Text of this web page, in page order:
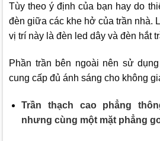
Tùy theo ý định của bạn hay do
đèn giữa các khe hở của trần nhà.
vị trí này là đèn led dây và đèn hắt
Phần trần bên ngoài nên sử
cung cấp đủ ánh sáng cho không
Trần thạch cao phẳng
nhưng cùng một mặt phẳng